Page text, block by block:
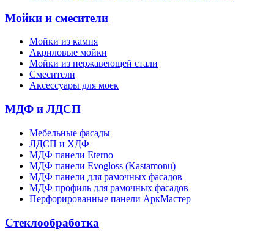
Мойки и смесители
Мойки из камня
Акриловые мойки
Мойки из нержавеющей стали
Смесители
Аксессуары для моек
МДФ и ЛДСП
Мебельные фасады
ЛДСП и ХДФ
МДФ панели Eterno
МДФ панели Evogloss (Kastamonu)
МДФ панели для рамочных фасадов
МДФ профиль для рамочных фасадов
Перфорированные панели АркМастер
Стеклообработка